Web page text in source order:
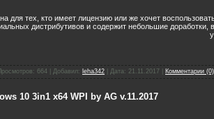
для тех, кто имеет лицензию или же хочет
дистрибутивов и содержит небольшие
664 Добавил: leha342 Дата: 21.11.2017 Комментарии (0)
10 3in1 x64 WPI by AG v.11.2017